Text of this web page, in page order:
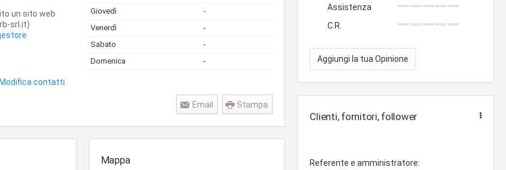
un sito web
srl.it)
Giovedì -
Venerdì -
Sabato -
Domenica -
Modifica contatti
Stampa
Email
Mappa
Assistenza
C.R.
Aggiungi la tua Opinione
Clienti, fornitori, follower
Referente e amministratore: